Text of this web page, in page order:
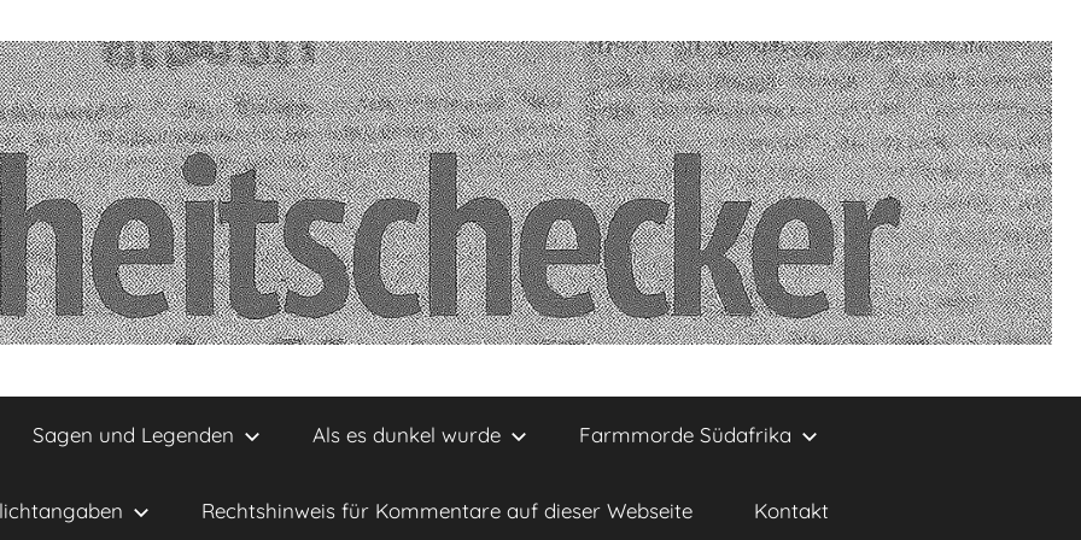
Sagen und Legenden Als es dunkel wurde Farmmorde Südafrika
Rechtshinweis für Kommentare auf dieser Webseite Kontakt